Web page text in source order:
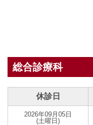
総合診療科
休診日
2026年09月05日
(土曜日)